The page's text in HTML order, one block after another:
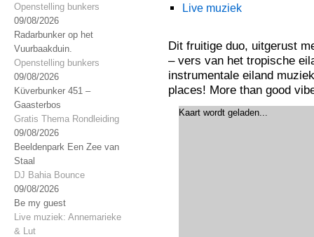
Openstelling bunkers
09/08/2026
Radarbunker op het
Vuurbaakduin.
Openstelling bunkers
09/08/2026
Küverbunker 451 –
Gaasterbos
Gratis Thema Rondleiding
09/08/2026
Beeldenpark Een Zee van
Staal
DJ Bahia Bounce
09/08/2026
Be my guest
Live muziek: Annemarieke
& Lut
Live muziek
Dit fruitige duo, uitgerust
– vers van het tropische
instrumentale eiland
places! More than good
Kaart wordt geladen...